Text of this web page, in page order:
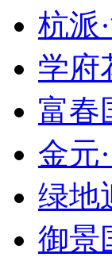
杭派
学府
富春
金元
绿地
御景